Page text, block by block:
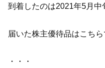
到着したのは2021年5月中
届いた株主優待品はこちら
・・・